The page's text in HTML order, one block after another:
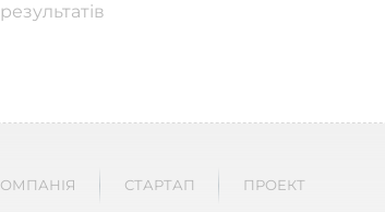
СТАРТАП ПРОЕКТ